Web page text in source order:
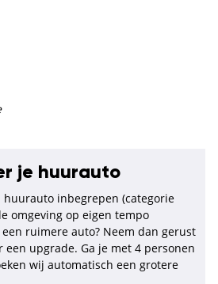
je huurauto
huurauto inbegrepen (categorie
omgeving op eigen tempo
ruimere auto? Neem dan gerust
een upgrade. Ga je met 4 personen
wij automatisch een grotere